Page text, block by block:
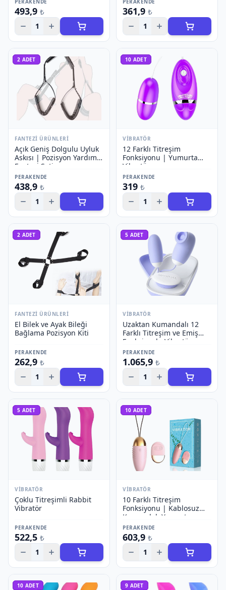
PERAKENDE
493,9 ₺
1
PERAKENDE
361,9 ₺
1
2 ADET
FANTEZI ÜRÜNLERI
Açık Geniş Dolgulu Uyluk
Askısı | Pozisyon Yardımı
Fantezi Seti
PERAKENDE
438,9 ₺
1
10 ADET
VIBRATÖR
12 Farklı Titreşim
Fonksiyonu | Yumurta
Vibratör
PERAKENDE
319 ₺
1
2 ADET
FANTEZI ÜRÜNLERI
El Bilek ve Ayak Bileği
Bağlama Pozisyon Kiti
PERAKENDE
262,9 ₺
1
5 ADET
VIBRATÖR
Uzaktan Kumandalı 12
Farklı Titreşim ve Emiş
Fonksiyonlu Vibratör
PERAKENDE
1.065,9 ₺
1
5 ADET
VIBRATÖR
Çoklu Titreşimli Rabbit
Vibratör
PERAKENDE
522,5 ₺
1
10 ADET
VIBRATÖR
10 Farklı Titreşim
Fonksiyonu | Kablosuz
Kumandalı Yumurta
Vibratör
PERAKENDE
603,9 ₺
1
10 ADET 9 ADET